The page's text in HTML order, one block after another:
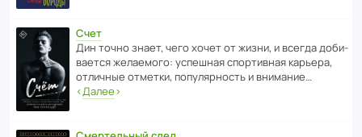
Счет
Дин точно знает, чего хочет от жизни, и всегда доби­
ва­ется жела­е­мого: успе­шная спор­ти­вная карьера,
отли­чные отметки, попу­ля­р­ность и внимание…
‹Далее›